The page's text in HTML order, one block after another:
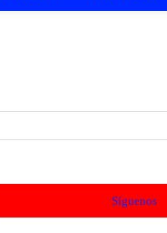
Síguenos